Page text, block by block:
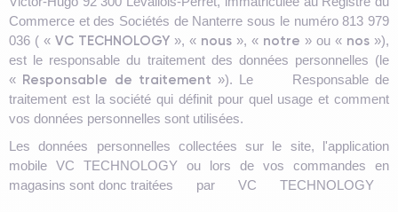
Commerce et des Sociétés de Nanterre sous le numéro 813 979
036 ( « VC TECHNOLOGY », « nous », « notre » ou « nos »),
est le responsable du traitement des données personnelles (le
« Responsable de traitement »). Le Responsable de
traitement est la société qui définit pour quel usage et comment
vos données personnelles sont utilisées.
Les données personnelles collectées sur le site, l'application
mobile VC TECHNOLOGY ou lors de vos commandes en
magasins sont donc traitées par VC TECHNOLOGY